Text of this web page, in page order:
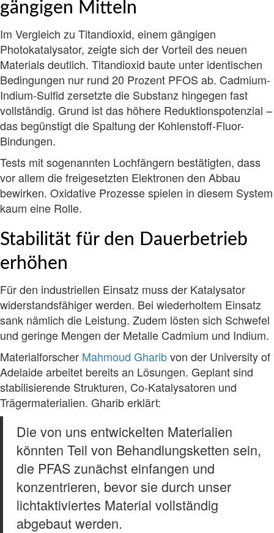
gängigen Mitteln
Im Vergleich zu Titandioxid, einem gängigen
Photokatalysator, zeigte sich der Vorteil des neuen
Materials deutlich. Titandioxid baute unter identischen
Bedingungen nur rund 20 Prozent PFOS ab. Cadmium-
Indium-Sulfid zersetzte die Substanz hingegen fast
vollständig. Grund ist das höhere Reduktionspotenzial –
das begünstigt die Spaltung der Kohlenstoff-Fluor-
Bindungen.
Tests mit sogenannten Lochfängern bestätigten, dass
vor allem die freigesetzten Elektronen den Abbau
bewirken. Oxidative Prozesse spielen in diesem System
kaum eine Rolle.
Stabilität für den Dauerbetrieb
erhöhen
Für den industriellen Einsatz muss der Katalysator
widerstandsfähiger werden. Bei wiederholtem Einsatz
sank nämlich die Leistung. Zudem lösten sich Schwefel
und geringe Mengen der Metalle Cadmium und Indium.
Materialforscher Mahmoud Gharibvon der University of
Adelaide arbeitet bereits an Lösungen. Geplant sind
stabilisierende Strukturen, Co-Katalysatoren und
Trägermaterialien. Gharib erklärt:
Die von uns entwickelten Materialien
könnten Teil von Behandlungsketten sein,
die PFAS zunächst einfangen und
konzentrieren, bevor sie durch unser
lichtaktiviertes Material vollständig
abgebaut werden.